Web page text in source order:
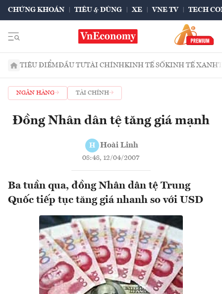
CHỨNG KHOÁN TIÊU & DÙNG XE VNE TV TECH
TIÊU ĐIỂMĐẦU TƯTÀI CHÍNHKINH TẾ SỐKINH TẾ XANH
NGÂN HÀNG TÀI CHÍNH
Đồng Nhân dân tệ tăng giá mạnh
H Hoài Linh
08:48, 12/04/2007
Ba tuần qua, đồng Nhân dân tệ Trung
Quốc tiếp tục tăng giá nhanh so với USD